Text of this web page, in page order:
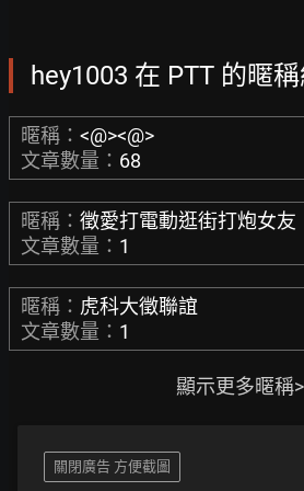
hey1003 在 PTT 的暱
暱稱： <@><@>
文章數量： 68
暱稱： 徵愛打電動逛街打炮女友
文章數量： 1
暱稱： 虎科大徵聯誼
文章數量： 1
顯示更多暱稱
關閉廣告 方便截圖